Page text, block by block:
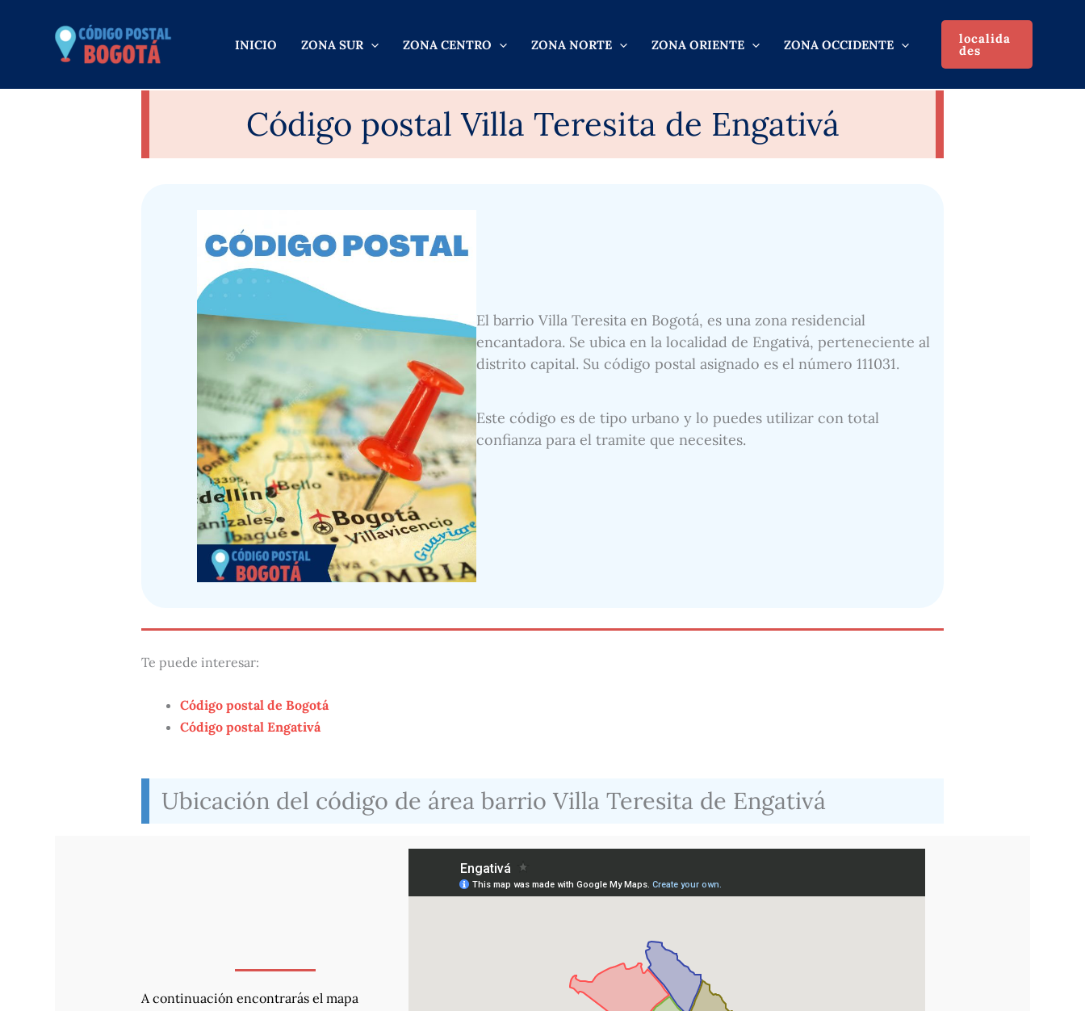
contenido
INICIO ZONA SUR ZONA CENTRO ZONA NORTE ZONA ORIENTE ZONA OCCIDENTE localida
des
Código postal Villa Teresita de Engativá
El barrio Villa Teresita en Bogotá, es una zona residencial
encantadora. Se ubica en la localidad de Engativá, perteneciente al
distrito capital. Su código postal asignado es el número 111031.
Este código es de tipo urbano y lo puedes utilizar con total
confianza para el tramite que necesites.
Te puede interesar:
Código postal de Bogotá
Código postal Engativá
Ubicación del código de área barrio Villa Teresita de Engativá
A continuación encontrarás el mapa